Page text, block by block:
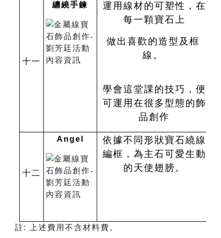
十一
纏繞手鍊
運用線材的可塑性，在
每一顆寶石上
做出喜歡的造型及框
線。
學會這堂課的技巧，便
可運用在很多型態的飾
品創作
十二
Angel
依據不同形狀寶石繞線
編框，為主石可愛生動
的天使翅膀。
註: 上述費用不含材料費。